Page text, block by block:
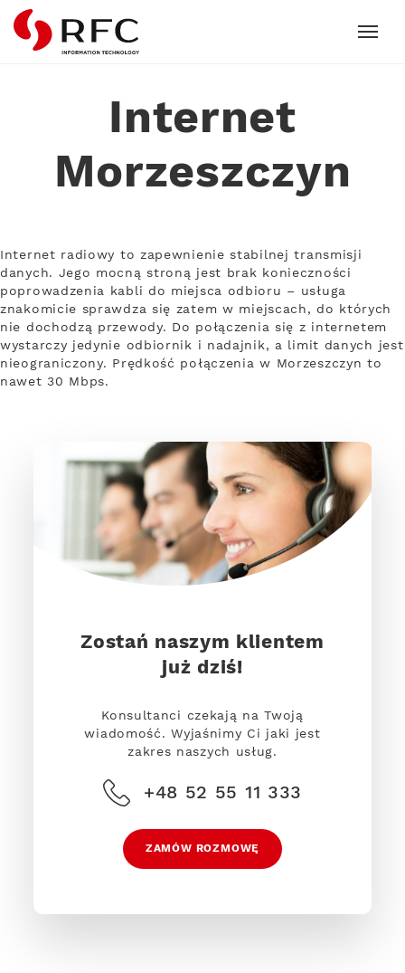
RFC
Internet
Morzeszczyn
Internet radiowy to zapewnienie stabilnej transmisji
danych. Jego mocną stroną jest brak konieczności
poprowadzenia kabli do miejsca odbioru – usługa
znakomicie sprawdza się zatem w miejscach, do których
nie dochodzą przewody. Do połączenia się z internetem
wystarczy jedynie odbiornik i nadajnik, a limit danych jest
nieograniczony. Prędkość połączenia w Morzeszczyn to
nawet 30 Mbps.
Zostań naszym klientem
już dziś!
Konsultanci czekają na Twoją
wiadomość. Wyjaśnimy Ci jaki jest
zakres naszych usług.
+48 52 55 11 333
ZAMÓW ROZMOWĘ